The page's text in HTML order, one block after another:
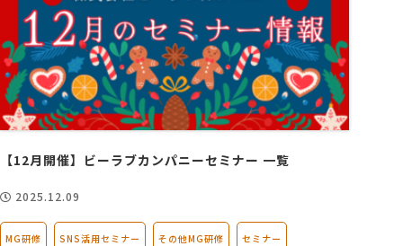
【12月開催】ビーラブカンパニーセミナー 一覧
2025.12.09
MG研修 SNS活用セミナー その他MG研修 セミナー